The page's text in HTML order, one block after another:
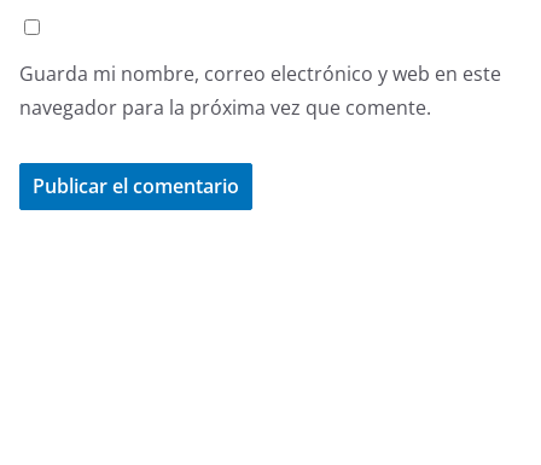
Guarda mi nombre, correo electrónico y web en este
navegador para la próxima vez que comente.